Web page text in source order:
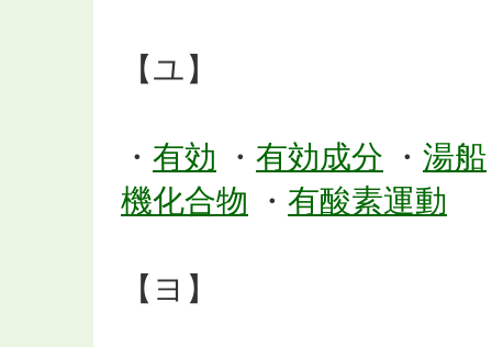
【ユ】
・ 有効 ・ 有効成分 ・ 湯船
機化合物 ・ 有酸素運動
【ヨ】